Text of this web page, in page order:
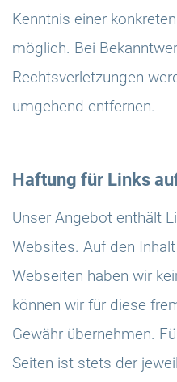
Kenntnis einer
möglich. Bei
Rechtsverletzungen
umgehend entfernen.
Haftung für Links
Unser Angebot enthält
Websites. Auf den
Webseiten haben wir
können wir für diese
Gewähr übernehmen.
Seiten ist stets der